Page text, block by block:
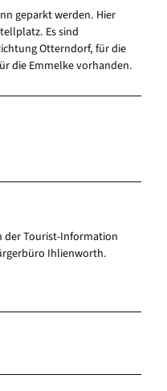
geparkt werden. Hier
Es sind
Otterndorf, für die
die Emmelke vorhanden.
der Tourist-Information
Ihlienworth.